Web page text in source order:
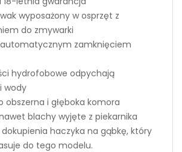
wyposażony w osprzęt z
do zmywarki
zamknięciem
hydrofobowe odpychają
wody
obszerna i głęboka komora
blachy wyjęte z piekarnika
dokupienia haczyka na gąbkę, który
do tego modelu.